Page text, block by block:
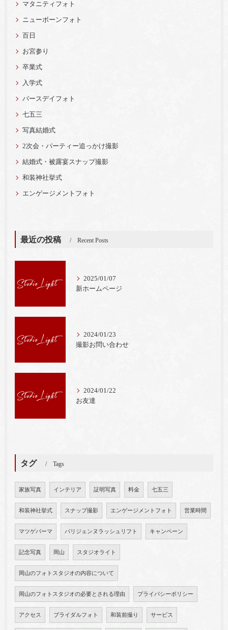
マタニティフォト
ニューボーンフォト
百日
お宮参り
卒業式
入学式
バースデイフォト
七五三
写真結婚式
2次会・パーティー追っかけ撮影
結婚式・被露宴スナップ撮影
和装神社挙式
エンゲージメントフォト
最近の投稿 Recent Posts
2025/01/07
新ホームページ
2024/01/23
撮影お問い合わせ
2024/01/22
お友達
タグ Tags
家族写真 インテリア 証明写真 料金 七五三
和装神社挙式 スナップ撮影 エンゲージメントフォト 営業時間
マツゲパーマ パリジェンヌラッシュリフト キャンペーン
記念写真 岡山 スタジオライト
岡山のフォトスタジオの内容について
岡山のフォトスタジオの必要とされる理由 プライバシーポリシー
アクセス ブライダルフォト 和装前撮り サービス